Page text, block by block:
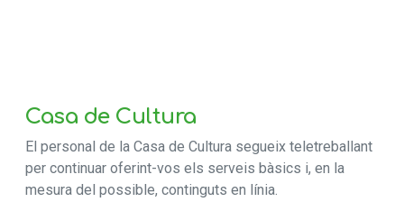
Casa de Cultura
El personal de la Casa de Cultura segueix teletreballant
per continuar oferint-vos els serveis bàsics i, en la
mesura del possible, continguts en línia.